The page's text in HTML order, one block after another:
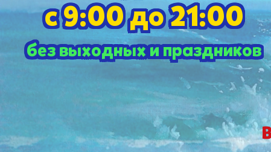
с 9:00 до 21:00
без выходных и праздников